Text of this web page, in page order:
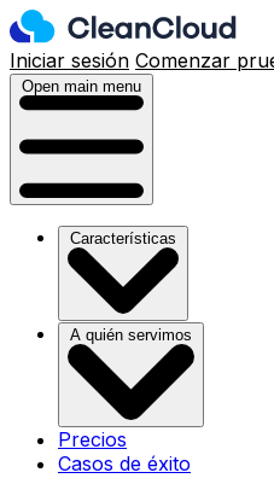
Iniciar sesión Comenzar
Open main menu
Características
A quién servimos
Precios
Casos de éxito